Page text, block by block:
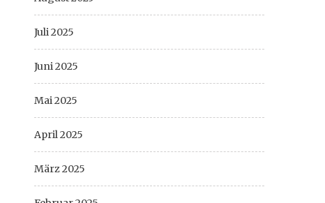
Juli 2025
Juni 2025
Mai 2025
April 2025
März 2025